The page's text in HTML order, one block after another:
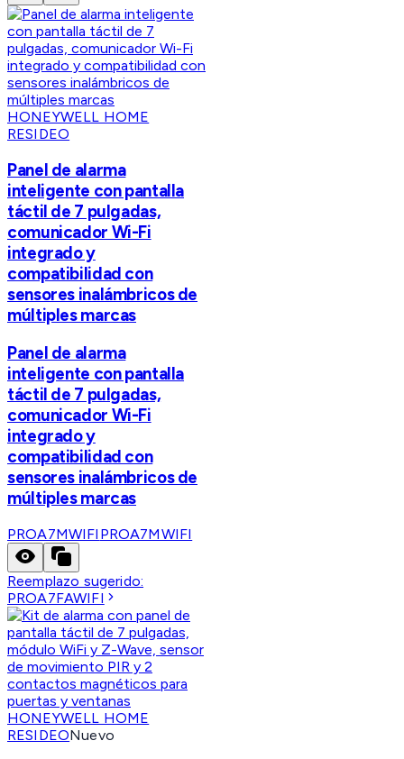
HONEYWELL HOME
RESIDEO
Panel de alarma
inteligente con pantalla
táctil de 7 pulgadas,
comunicador Wi-Fi
integrado y
compatibilidad con
sensores inalámbricos de
múltiples marcas
Panel de alarma
inteligente con pantalla
táctil de 7 pulgadas,
comunicador Wi-Fi
integrado y
compatibilidad con
sensores inalámbricos de
múltiples marcas
PROA7MWIFI PROA7MWIFI
Reemplazo sugerido:
PROA7FAWIFI
HONEYWELL HOME
RESIDEONuevo